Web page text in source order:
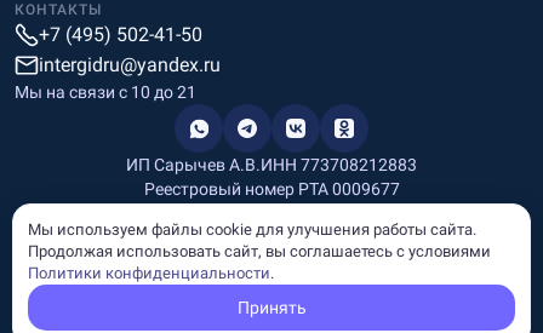
КОНТАКТЫ
+7 (495) 502-41-50
intergidru@yandex.ru
Мы на связи c 10 до 21
ИП Сарычев А.В.ИНН 773708212883
Реестровый номер РТА 0009677
Информация, размещённая на сайте, носит информационный
характер и не является рекламой и публичной офертой.
Мы используем файлы cookie для улучшения работы сайта.
Продолжая использовать сайт, вы соглашаетесь с условиями
Политики конфиденциальности.
Принять